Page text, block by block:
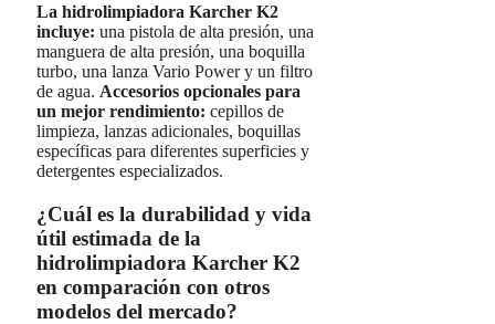
La hidrolimpiadora Karcher K2
incluye: una pistola de alta presión, una
manguera de alta presión, una boquilla
turbo, una lanza Vario Power y un filtro
de agua. Accesorios opcionales para
un mejor rendimiento: cepillos de
limpieza, lanzas adicionales, boquillas
específicas para diferentes superficies y
detergentes especializados.
¿Cuál es la durabilidad y vida
útil estimada de la
hidrolimpiadora Karcher K2
en comparación con otros
modelos del mercado?